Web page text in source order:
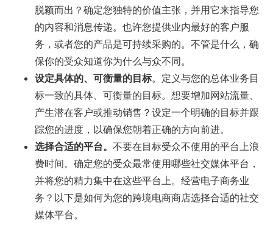
脱颖而出？确定您独特的价值主张，并用它来指导您
的内容和消息传递。也许您提供业内最好的客户服
务，或者您的产品是可持续采购的。不管是什么，确
保你的受众知道你为什么与众不同。
设定具体的、可衡量的目标。定义与您的总体业务目
标一致的具体、可衡量的目标。想要增加网站流量、
产生潜在客户或推动销售？设定一个明确的目标并跟
踪您的进度，以确保您朝着正确的方向前进。
选择合适的平台。不要在目标受众不使用的平台上浪
费时间。确定您的受众最常使用哪些社交媒体平台，
并将您的精力集中在这些平台上。经营电子商务业
务？以下是如何为您的跨境电商商店选择合适的社交
媒体平台。